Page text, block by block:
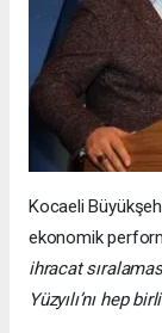
Kocaeli
ekonomik
ihracat
Yüzyılı’nı hep